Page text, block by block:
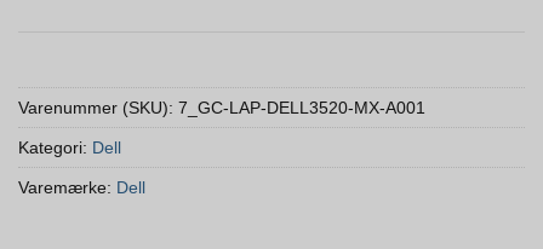
Varenummer (SKU): 7_GC-LAP-DELL3520-MX-A001
Kategori: Dell
Varemærke: Dell